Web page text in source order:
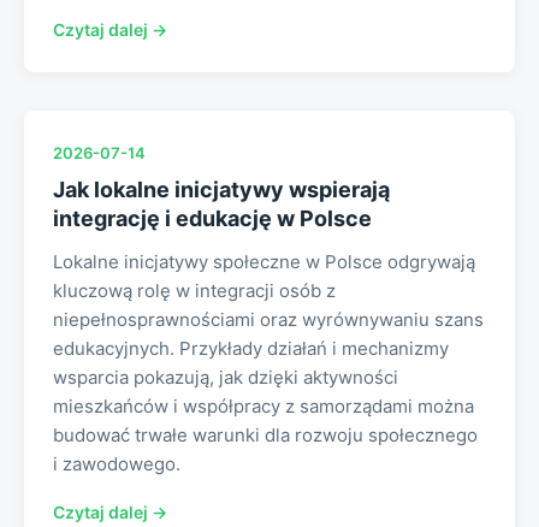
Czytaj dalej →
2026-07-14
Jak lokalne inicjatywy wspierają
integrację i edukację w Polsce
Lokalne inicjatywy społeczne w Polsce odgrywają
kluczową rolę w integracji osób z
niepełnosprawnościami oraz wyrównywaniu szans
edukacyjnych. Przykłady działań i mechanizmy
wsparcia pokazują, jak dzięki aktywności
mieszkańców i współpracy z samorządami można
budować trwałe warunki dla rozwoju społecznego
i zawodowego.
Czytaj dalej →